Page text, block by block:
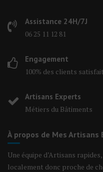
Assistance 24H/7J
06 25 11 12 81
Engagement
100% des clients
Artisans Experts
Métiers du Bâtiments
À propos de Mes Artisans
Une équipe d’Artisans
localement donc proche de